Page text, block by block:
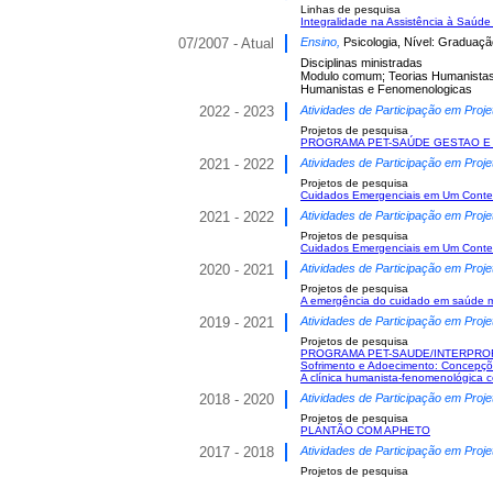
Linhas de pesquisa
Integralidade na Assistência à
07/2007 - Atual Ensino, Psicologia, Nível:
Disciplinas ministradas
Modulo comum; Teorias
Humanistas e Fenomenologicas
2022 - 2023 Atividades de Participação em
Projetos de pesquisa
PROGRAMA PET-SAÚDE GESTAO
2021 - 2022 Atividades de Participação em
Projetos de pesquisa
Cuidados Emergenciais em Um
2021 - 2022 Atividades de Participação em
Projetos de pesquisa
Cuidados Emergenciais em Um
2020 - 2021 Atividades de Participação em
Projetos de pesquisa
A emergência do cuidado em saúde
2019 - 2021 Atividades de Participação em
Projetos de pesquisa
PROGRAMA PET-SAUDE/
Sofrimento e Adoecimento:
A clínica humanista-fenomenológica
2018 - 2020 Atividades de Participação em
Projetos de pesquisa
PLANTÃO COM APHETO
2017 - 2018 Atividades de Participação em
Projetos de pesquisa